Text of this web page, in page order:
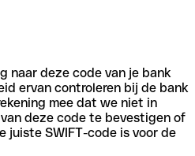
naar deze code van je bank
ervan controleren bij de bank
mee dat we niet in
deze code te bevestigen of
juiste SWIFT-code is voor de